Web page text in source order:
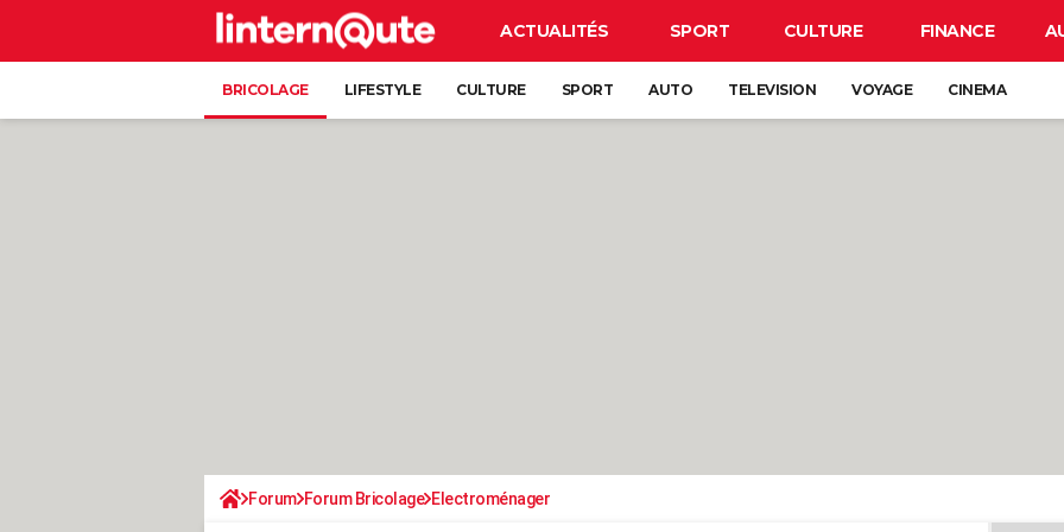
ACTUALITÉS SPORT CULTURE FINANCE
BRICOLAGE LIFESTYLE CULTURE SPORT AUTO TELEVISION VOYAGE CINEMA
Forum Forum Bricolage Electroménager